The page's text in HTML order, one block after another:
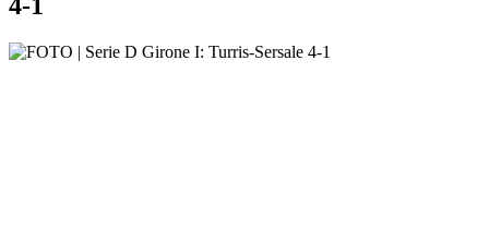
FOTO | Serie D Girone I: Turris-Sersale
4-1